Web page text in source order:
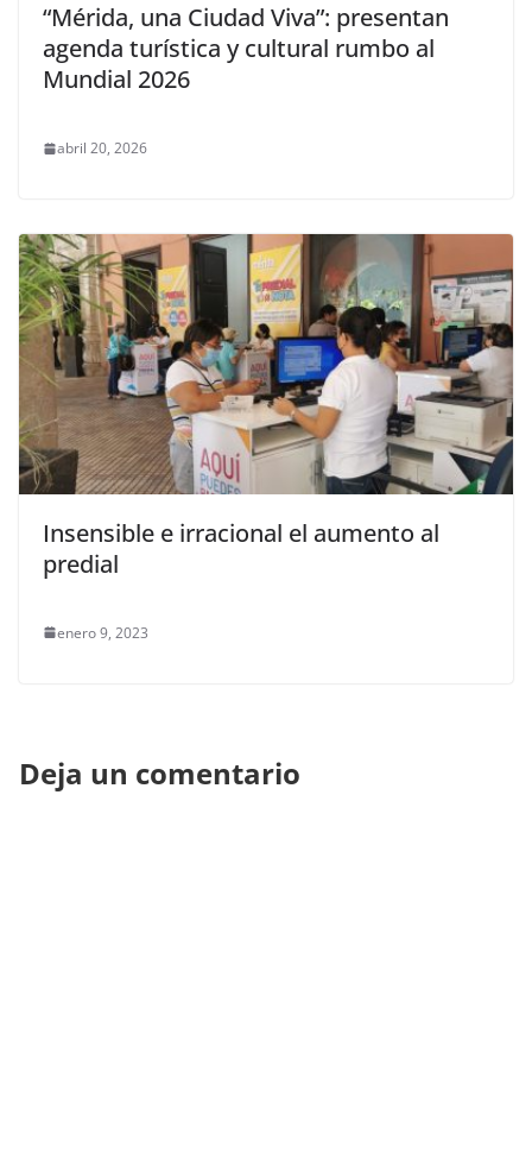
“Mérida, una Ciudad Viva”: presentan
agenda turística y cultural rumbo al
Mundial 2026
abril 20, 2026
Insensible e irracional el aumento al
predial
enero 9, 2023
Deja un comentario